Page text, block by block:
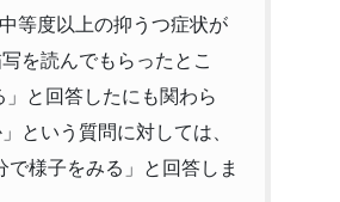
等度以上の抑うつ症状が
を読んでもらったとこ
と回答したにも関わら
という質問に対しては、
様子をみる」と回答しま